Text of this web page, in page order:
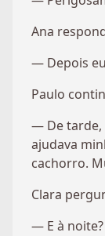
Ana
— Depois
Paulo
— De tarde,
ajudava
cachorro.
Clara
— E à noite?